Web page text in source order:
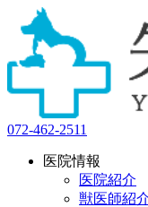
072-462-2511
医院情報
医院紹介
獣医師紹